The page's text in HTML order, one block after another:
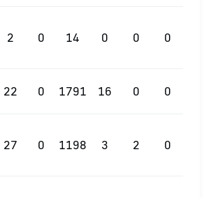
2 0 14 0 0 0
22 0 1791 16 0 0
27 0 1198 3 2 0